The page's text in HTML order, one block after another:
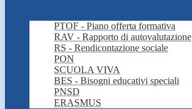
PTOF - Piano offerta formativa
RAV - Rapporto di autovalutazione
RS - Rendicontazione sociale
PON
SCUOLA VIVA
BES - Bisogni educativi speciali
PNSD
ERASMUS